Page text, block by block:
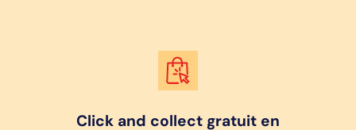
Click and collect gratuit en